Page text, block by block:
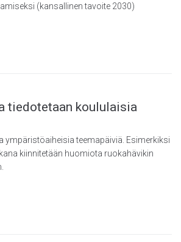
(kansallinen tavoite 2030)
tiedotetaan koululaisia
ympäristöaiheisia teemapäiviä. Esimerkiksi
kiinnitetään huomiota ruokahävikin